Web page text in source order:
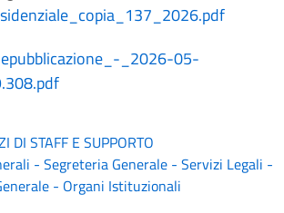
_2026-05-
DI STAFF E SUPPORTO
- Segreteria Generale - Servizi Legali -
- Organi Istituzionali